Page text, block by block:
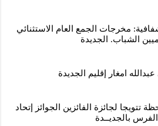
مخرجات الجمع العام الاستثنائي
الشباب. الجديدة
امغار إقليم الجديدة
تتويجا لجائزة الفائزين الجوائز إتحاد
بالجديــدة